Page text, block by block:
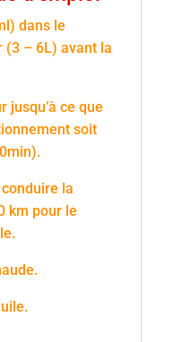
dans le
(3 – 6L) avant la
jusqu’à ce que
soit
la
km pour le